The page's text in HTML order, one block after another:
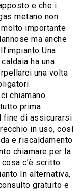
e che i
metano non
importante
ma anche
Una
ha una
una volta
chiamano
prima
fine di assicurarsi
in uso, così
e riscaldamento
chiamare per la
c’è scritto
In alternativa,
gratuito e